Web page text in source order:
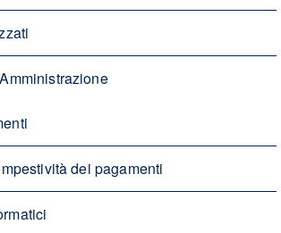
dei pagamenti